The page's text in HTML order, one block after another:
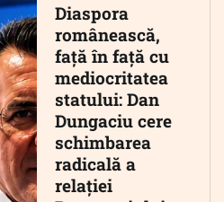
Diaspora
românească,
față în față cu
mediocritatea
statului: Dan
Dungaciu cere
schimbarea
radicală a
relației